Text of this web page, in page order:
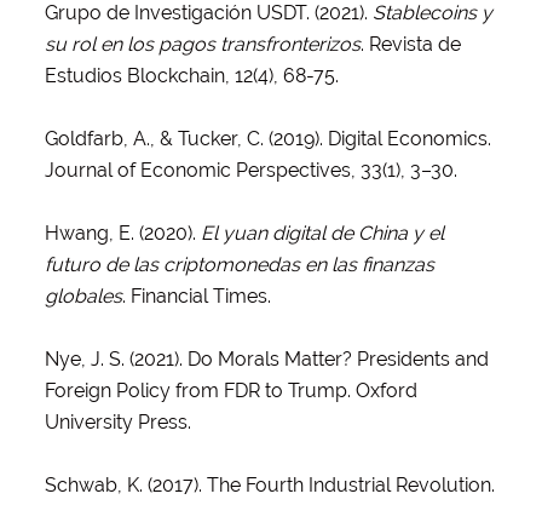
Grupo de Investigación USDT. (2021). Stablecoins y
su rol en los pagos transfronterizos. Revista de
Estudios Blockchain, 12(4), 68-75.
Goldfarb, A., & Tucker, C. (2019). Digital Economics.
Journal of Economic Perspectives, 33(1), 3–30.
Hwang, E. (2020). El yuan digital de China y el
futuro de las criptomonedas en las finanzas
globales. Financial Times.
Nye, J. S. (2021). Do Morals Matter? Presidents and
Foreign Policy from FDR to Trump. Oxford
University Press.
Schwab, K. (2017). The Fourth Industrial Revolution.